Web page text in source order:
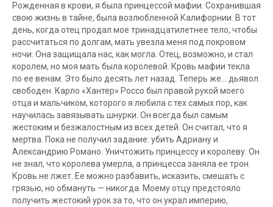
Рожденная в крови, я была принцессой мафии. Сохранившая
свою жизнь в тайне, была возлюбленной Калифорнии. В тот
день, когда отец продал мое тринадцатилетнее тело, чтобы
рассчитаться по долгам, мать увезла меня под покровом
ночи. Она защищала нас, как могла. Отец, возможно, и стал
королем, но моя мать была королевой. Кровь мафии текла
по ее венам. Это было десять лет назад. Теперь же… дьявол
свободен. Карло «Хантер» Россо был правой рукой моего
отца и мальчиком, которого я любила с тех самых пор, как
научилась завязывать шнурки. Он всегда был самым
жестоким и безжалостным из всех детей. Он считал, что я
мертва. Пока не получил задание: убить Адриану и
Александрию Романо. Уничтожить принцессу и королеву. Он
не знал, что королева умерла, а принцесса заняла ее трон.
Кровь не лжет. Ее можно разбавить, исказить, смешать с
грязью, но обмануть — никогда. Моему отцу предстояло
получить жестокий урок за то, что он украл империю,